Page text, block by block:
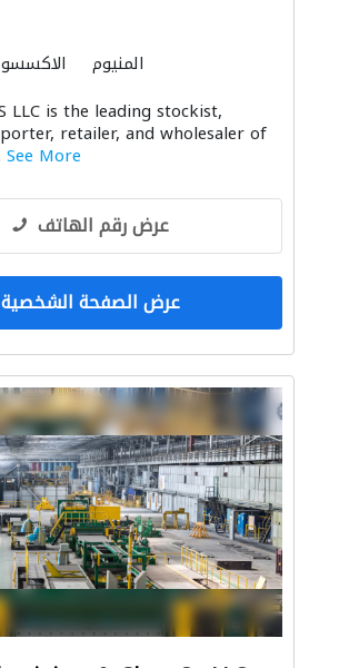
المنيوم
LLC is the leading stockist,
retailer, and wholesaler of
See More
عرض رقم الهاتف
عرض الصفحة الشخصية